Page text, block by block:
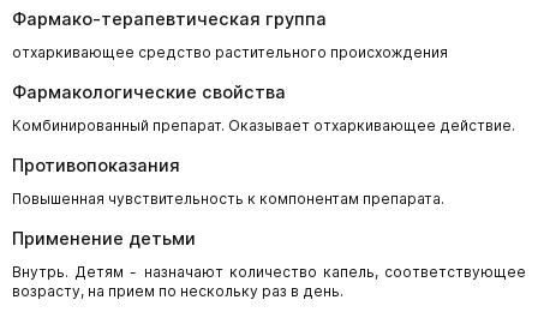
Фармако-терапевтическая группа
отхаркивающее средство растительного происхождения
Фармакологические свойства
Комбинированный препарат. Оказывает отхаркивающее действие.
Противопоказания
Повышенная чувствительность к компонентам препарата.
Применение детьми
Внутрь. Детям - назначают количество капель, соответствующее
возрасту, на прием по нескольку раз в день.